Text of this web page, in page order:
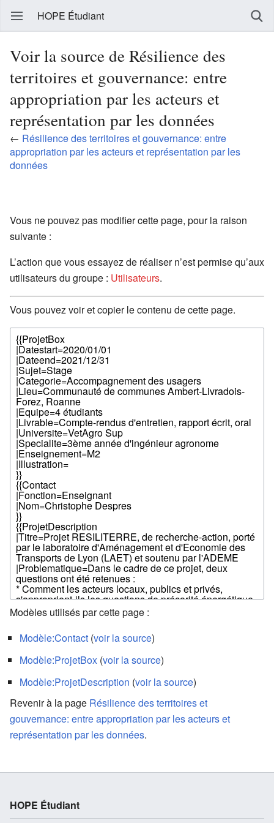
HOPE Étudiant
Voir la source de Résilience des
territoires et gouvernance: entre
appropriation par les acteurs et
représentation par les données
← Résilience des territoires et gouvernance: entre
appropriation par les acteurs et représentation par les
données
Vous ne pouvez pas modifier cette page, pour la raison
suivante :
L’action que vous essayez de réaliser n’est permise qu’aux
utilisateurs du groupe : Utilisateurs.
Vous pouvez voir et copier le contenu de cette page.
Modèles utilisés par cette page :
Modèle:Contact (voir la source)
Modèle:ProjetBox (voir la source)
Modèle:ProjetDescription (voir la source)
Revenir à la page Résilience des territoires et
gouvernance: entre appropriation par les acteurs et
représentation par les données.
HOPE Étudiant